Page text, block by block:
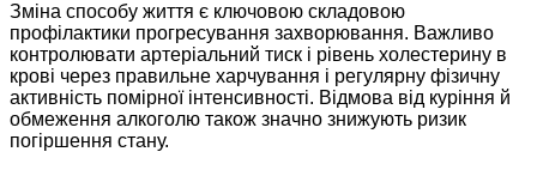
Зміна способу життя є ключовою складовою
профілактики прогресування захворювання. Важливо
контролювати артеріальний тиск і рівень холестерину в
крові через правильне харчування і регулярну фізичну
активність помірної інтенсивності. Відмова від куріння й
обмеження алкоголю також значно знижують ризик
погіршення стану.